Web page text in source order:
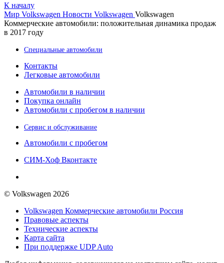
К началу
Мир Volkswagen Новости Volkswagen Volkswagen
Коммерческие автомобили: положительная динамика продаж
в 2017 году
Специальные автомобили
Контакты
Легковые автомобили
Автомобили в наличии
Покупка онлайн
Автомобили с пробегом в наличии
Сервис и обслуживание
Автомобили с пробегом
СИМ-Хоф Вконтакте
© Volkswagen 2026
Volkswagen Коммерческие автомобили Россия
Правовые аспекты
Технические аспекты
Карта сайта
При поддержке UDP Auto